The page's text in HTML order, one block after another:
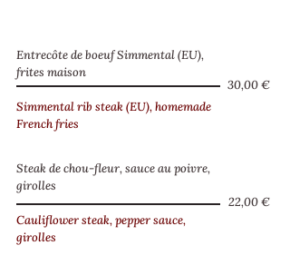
Entrecôte de boeuf Simmental (EU),
frites maison
Simmental rib steak (EU), homemade
French fries
30,00 €
Steak de chou-fleur, sauce au poivre,
girolles
Cauliflower steak, pepper sauce,
girolles
22,00 €